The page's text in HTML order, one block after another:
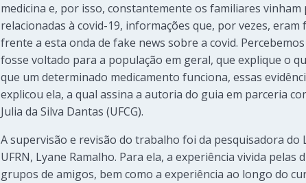
medicina e, por isso, constantemente os familiares
relacionadas à covid-19, informações que, por vezes,
frente a esta onda de fake news sobre a covid.
fosse voltado para a população em geral, que explique o
que um determinado medicamento funciona, essas
explicou ela, a qual assina a autoria do guia em parceria
Julia da Silva Dantas (UFCG).
A supervisão e revisão do trabalho foi da pesquisadora
UFRN, Lyane Ramalho. Para ela, a experiência vivida
grupos de amigos, bem como a experiência ao longo do